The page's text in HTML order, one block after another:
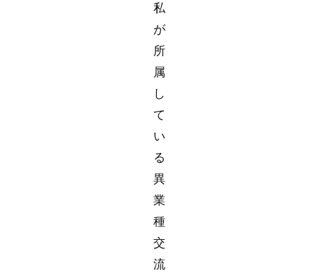
私
が
所
属
し
て
い
る
異
業
種
交
流